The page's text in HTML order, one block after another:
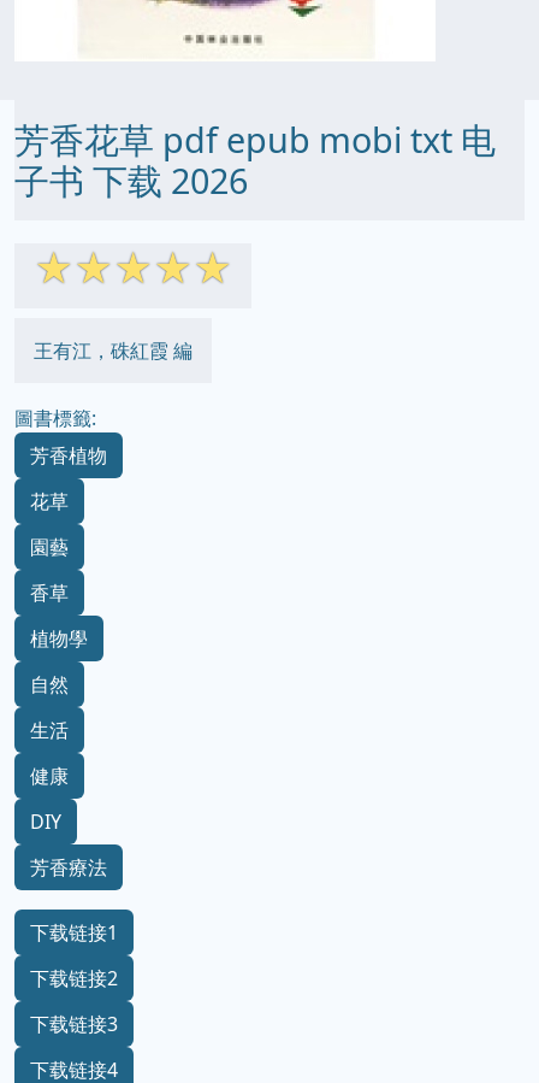
芳香花草 pdf epub mobi txt 电
子书 下载 2026
☆☆☆☆☆
王有江，硃紅霞 編
圖書標籤:
芳香植物
花草
園藝
香草
植物學
自然
生活
健康
DIY
芳香療法
下载链接1
下载链接2
下载链接3
下载链接4